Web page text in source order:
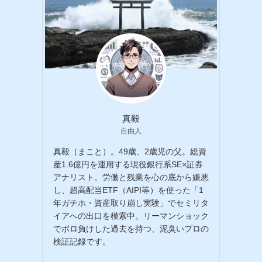
真毅
自由人
真毅（まこと）。49歳、2歳児の父。総資
産1.6億円を運用する現役銀行系SE×証券
アナリスト。労働と残業を心の底から嫌悪
し、超高配当ETF（AIPI等）を使った「1
年ガチホ・資産取り崩し実験」でセミリタ
イアへの出口を模索中。リーマンショック
でボロ負けした過去を持つ、泥臭いプロの
検証記録です。